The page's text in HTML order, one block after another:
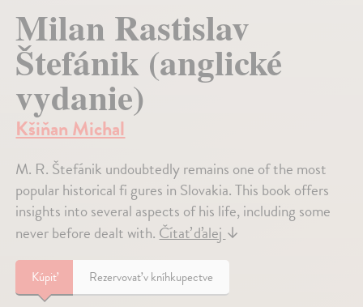
Milan Rastislav
Štefánik (anglické
vydanie)
Kšiňan Michal
M. R. Štefánik undoubtedly remains one of the most
popular historical fi gures in Slovakia. This book offers
insights into several aspects of his life, including some
never before dealt with. Čítať ďalej ↓
Kúpiť Rezervovať v kníhkupectve